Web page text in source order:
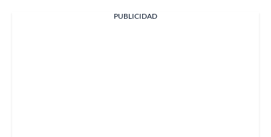
PUBLICIDAD